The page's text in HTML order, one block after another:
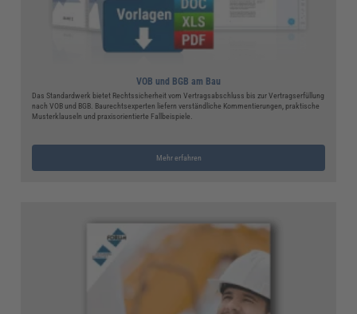
VOB und BGB am Bau
Das Standardwerk bietet Rechtssicherheit vom Vertragsabschluss bis zur Vertragserfüllung
nach VOB und BGB. Baurechtsexperten liefern verständliche Kommentierungen, praktische
Musterklauseln und praxisorientierte Fallbeispiele.
Mehr erfahren